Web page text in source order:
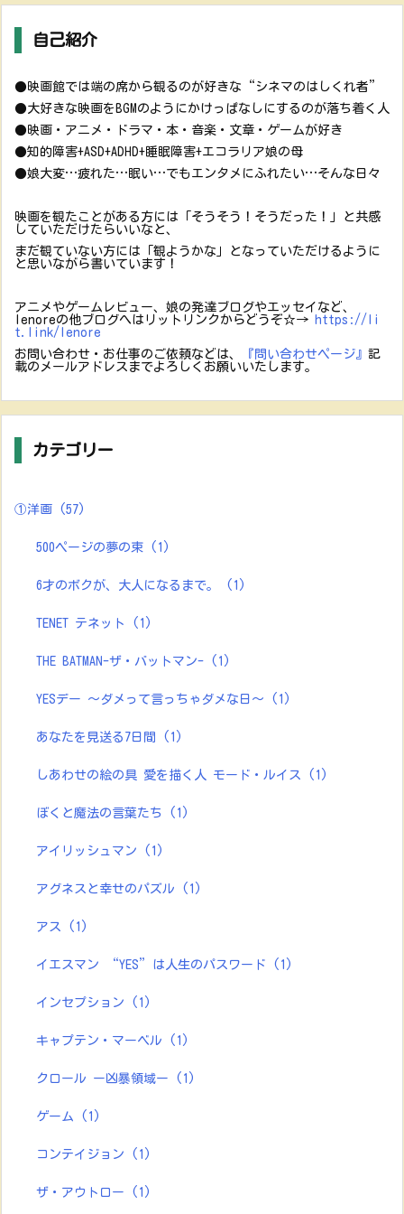
自己紹介
●映画館では端の席から観るのが好きな“シネマのはしくれ者”
●大好きな映画をBGMのようにかけっぱなしにするのが落ち着く人
●映画・アニメ・ドラマ・本・音楽・文章・ゲームが好き
●知的障害+ASD+ADHD+睡眠障害+エコラリア娘の母
●娘大変…疲れた…眠い…でもエンタメにふれたい…そんな日々
映画を観たことがある方には「そうそう！そうだった！」と共感
していただけたらいいなと、
まだ観ていない方には「観ようかな」となっていただけるように
と思いながら書いています！
アニメやゲームレビュー、娘の発達ブログやエッセイなど、
lenoreの他ブログへはリットリンクからどうぞ☆→
https://li
t.link/lenore
お問い合わせ・お仕事のご依頼などは、
『問い合わせページ』 記
載のメールアドレスまでよろしくお願いいたします。
カテゴリー
①洋画 (57)
500ページの夢の束 (1)
6才のボクが、大人になるまで。 (1)
TENET テネット (1)
THE BATMAN-ザ・バットマン- (1)
YESデー ～ダメって言っちゃダメな日～ (1)
あなたを見送る7日間 (1)
しあわせの絵の具 愛を描く人 モード・ルイス (1)
ぼくと魔法の言葉たち (1)
アイリッシュマン (1)
アグネスと幸せのパズル (1)
アス (1)
イエスマン “YES”は人生のパスワード (1)
インセプション (1)
キャプテン・マーベル (1)
クロール ー凶暴領域ー (1)
ゲーム (1)
コンテイジョン (1)
ザ・アウトロー (1)